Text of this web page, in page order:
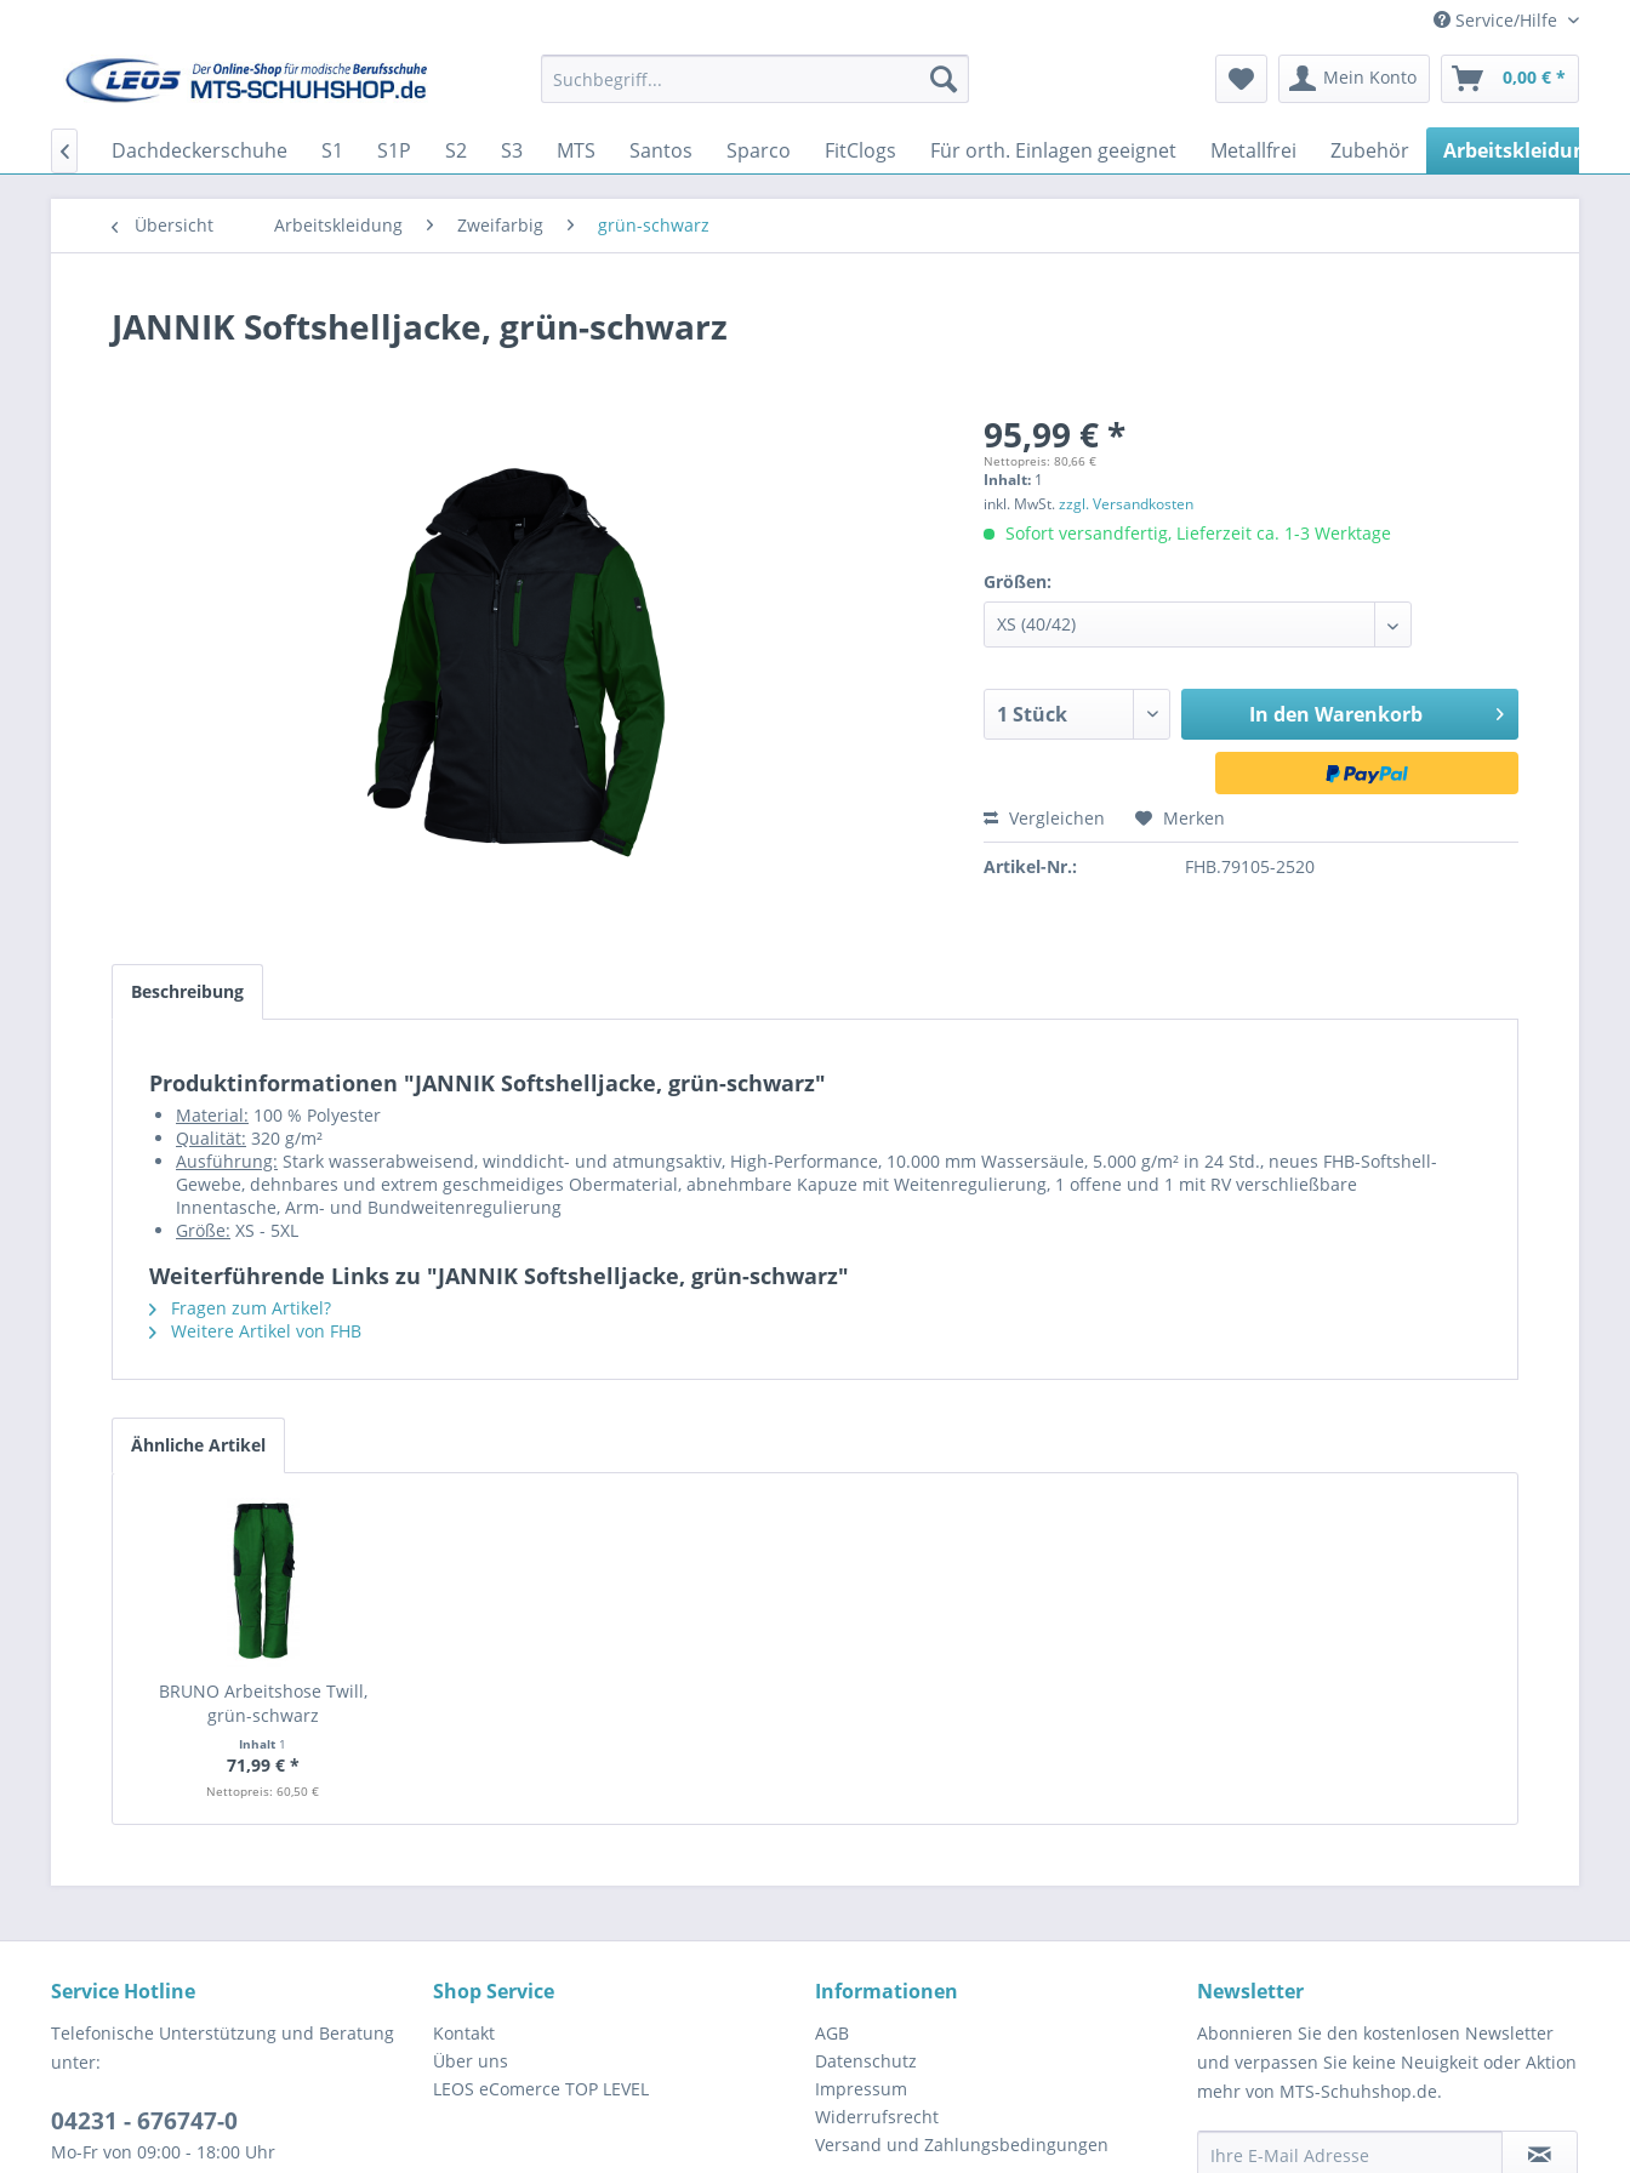
Service/Hilfe
Mein Konto 0,00 € *
Home Dachdeckerschuhe S1 S1P S2 S3 MTS Santos Sparco FitClogs Für orth. Einlagen geeignet Metallfrei Zubehör Arbeitskleidung

Übersicht Arbeitskleidung Zweifarbig grün-schwarz
JANNIK Softshelljacke, grün-schwarz
95,99 € *
Nettopreis: 80,66 €
Inhalt: 1
inkl. MwSt.zzgl. Versandkosten
Sofort versandfertig, Lieferzeit ca. 1-3 Werktage
Größen:
In den Warenkorb
Vergleichen Merken
Artikel-Nr.: FHB.79105-2520
Beschreibung
Produktinformationen "JANNIK Softshelljacke, grün-schwarz"
Material: 100 % Polyester
Qualität: 320 g/m²
Ausführung: Stark wasserabweisend, winddicht- und atmungsaktiv, High-Performance, 10.000 mm Wassersäule, 5.000 g/m² in 24 Std., neues FHB-Softshell-
Gewebe, dehnbares und extrem geschmeidiges Obermaterial, abnehmbare Kapuze mit Weitenregulierung, 1 offene und 1 mit RV verschließbare
Innentasche, Arm- und Bundweitenregulierung
Größe: XS - 5XL
Weiterführende Links zu "JANNIK Softshelljacke, grün-schwarz"
Fragen zum Artikel?
Weitere Artikel von FHB
Ähnliche Artikel
BRUNO Arbeitshose Twill,
grün-schwarz
Inhalt 1
71,99 € *
Nettopreis: 60,50 €
Service Hotline
Telefonische Unterstützung und Beratung
unter:
04231 - 676747-0
Mo-Fr von 09:00 - 18:00 Uhr
Shop Service
Kontakt
Über uns
LEOS eComerce TOP LEVEL
Informationen
AGB
Datenschutz
Impressum
Widerrufsrecht
Versand und Zahlungsbedingungen
Newsletter
Abonnieren Sie den kostenlosen Newsletter
und verpassen Sie keine Neuigkeit oder Aktion
mehr von MTS-Schuhshop.de.